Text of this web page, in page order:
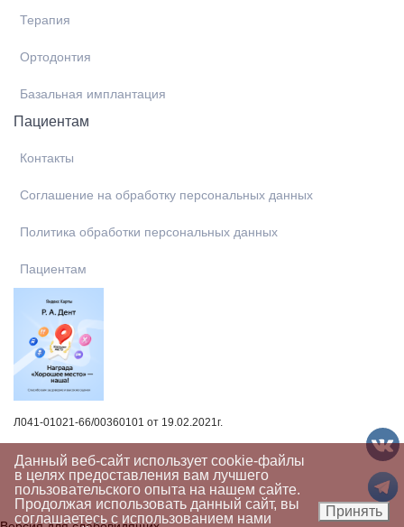
Терапия
Ортодонтия
Базальная имплантация
Пациентам
Контакты
Соглашение на обработку персональных данных
Политика обработки персональных данных
Пациентам
Л041-01021-66/00360101 от 19.02.2021г.
Данный веб-сайт использует cookie-файлы
в целях предоставления вам лучшего
пользовательского опыта на нашем сайте.
Продолжая использовать данный сайт, вы
соглашаетесь с использованием нами
Принять